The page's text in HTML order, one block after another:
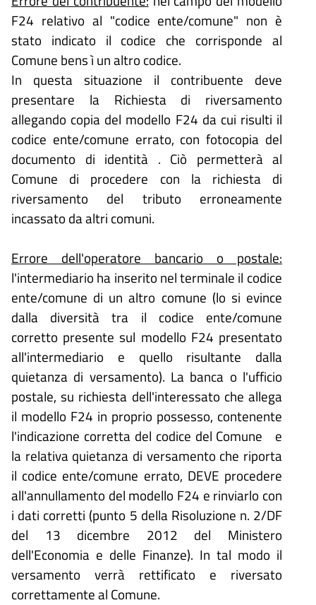
Il procedimento amministrativo
sarà concluso entro un massimo
di 30 giorni dalla presentazione
dell'istanza.
F24 relativo al "codice ente/comune" non è
stato indicato il codice che corrisponde al
Comune bens ì un altro codice.
In questa situazione il contribuente deve
presentare la Richiesta di riversamento
allegando copia del modello F24 da cui risulti il
codice ente/comune errato, con fotocopia del
documento di identità . Ciò permetterà al
Comune di procedere con la richiesta di
riversamento del tributo erroneamente
incassato da altri comuni.
Errore dell'operatore bancario o postale:
l'intermediario ha inserito nel terminale il codice
ente/comune di un altro comune (lo si evince
dalla diversità tra il codice ente/comune
corretto presente sul modello F24 presentato
all'intermediario e quello risultante dalla
quietanza di versamento). La banca o l'ufficio
postale, su richiesta dell'interessato che allega
il modello F24 in proprio possesso, contenente
l'indicazione corretta del codice del Comune e
la relativa quietanza di versamento che riporta
il codice ente/comune errato, DEVE procedere
all'annullamento del modello F24 e rinviarlo con
i dati corretti (punto 5 della Risoluzione n. 2/DF
del 13 dicembre 2012 del Ministero
dell'Economia e delle Finanze). In tal modo il
versamento verrà rettificato e riversato
correttamente al Comune.